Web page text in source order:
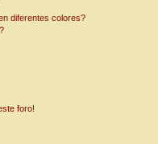
diferentes colores?
foro!